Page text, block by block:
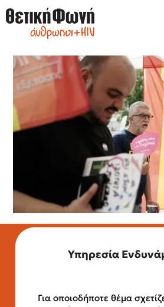
Υπηρεσία
Για οποιοδήποτε θέμα